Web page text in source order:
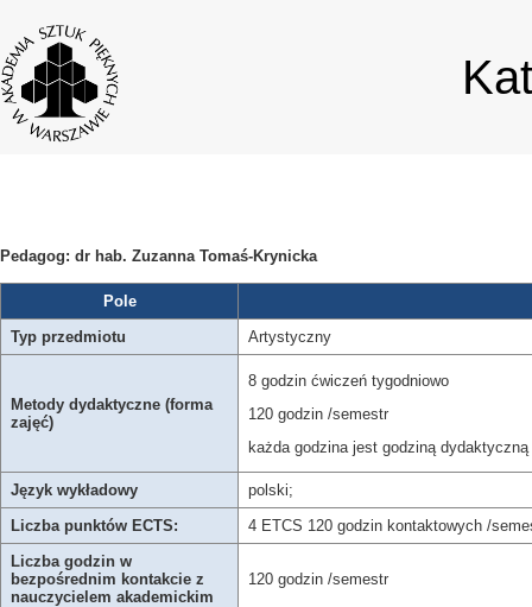
Pedagog: dr hab. Zuzanna Tomaś-Krynicka
Pole
Typ przedmiotu
Artystyczny
Metody dydaktyczne (forma
zajęć)
8 godzin ćwiczeń tygodniowo
120 godzin /semestr
każda godzina jest godziną
Język wykładowy
polski;
Liczba punktów ECTS:
4 ETCS 120 godzin kontaktowych /
Liczba godzin w
bezpośrednim kontakcie z
nauczycielem akademickim
120 godzin /semestr